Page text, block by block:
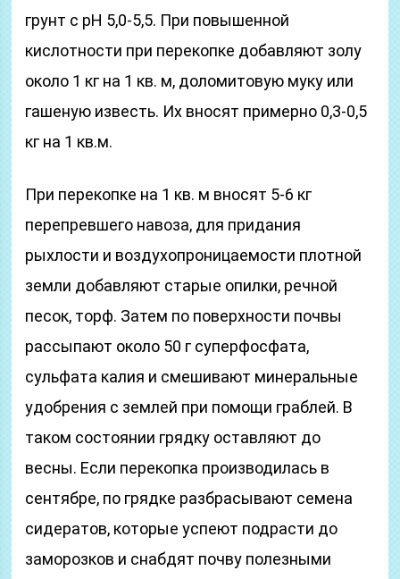
грунт с рН 5,0-5,5. При повышенной
кислотности при перекопке добавляют золу
около 1 кг на 1 кв. м, доломитовую муку или
гашеную известь. Их вносят примерно 0,3-0,5
кг на 1 кв.м.
При перекопке на 1 кв. м вносят 5-6 кг
перепревшего навоза, для придания
рыхлости и воздухопроницаемости плотной
земли добавляют старые опилки, речной
песок, торф. Затем по поверхности почвы
рассыпают около 50 г суперфосфата,
сульфата калия и смешивают минеральные
удобрения с землей при помощи граблей. В
таком состоянии грядку оставляют до
весны. Если перекопка производилась в
сентябре, по грядке разбрасывают семена
сидератов, которые успеют подрасти до
заморозков и снабдят почву полезными